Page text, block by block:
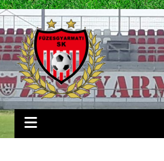
Skip
to
content